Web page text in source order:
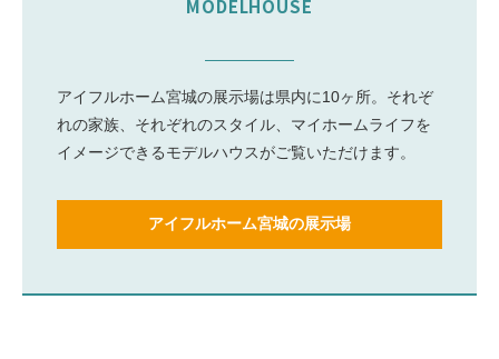
MODELHOUSE
アイフルホーム宮城の展示場は県内に10ヶ所。それぞ
れの家族、それぞれのスタイル、マイホームライフを
イメージできるモデルハウスがご覧いただけます。
アイフルホーム宮城の展示場